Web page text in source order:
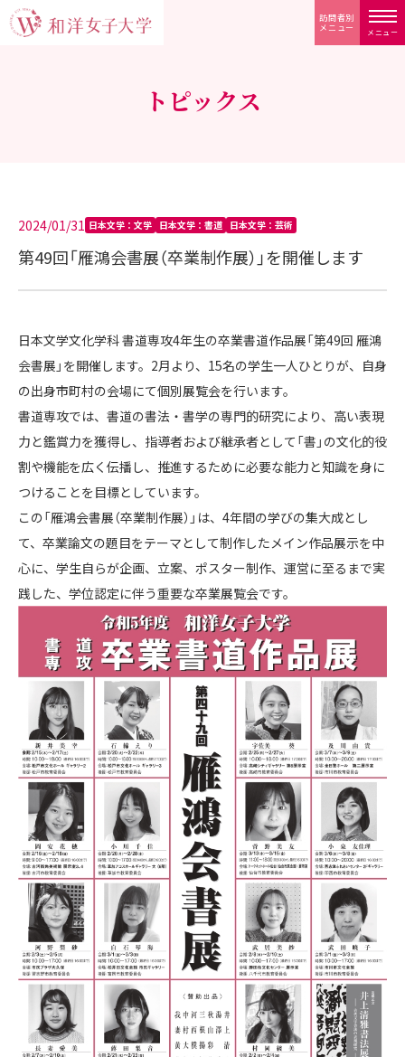
メニュー
訪問者別
メニュー
トピックス
2024/01/31 日本文学：文学 日本文学：書道 日本文学：芸術
第49回「雁鴻会書展（卒業制作展）」を開催します
日本文学文化学科 書道専攻4年生の卒業書道作品展「第49回 雁鴻
会書展」を開催します。2月より、15名の学生一人ひとりが、自身
の出身市町村の会場にて個別展覧会を行います。
書道専攻では、書道の書法・書学の専門的研究により、高い表現
力と鑑賞力を獲得し、指導者および継承者として「書」の文化的役
割や機能を広く伝播し、推進するために必要な能力と知識を身に
つけることを目標としています。
この「雁鴻会書展（卒業制作展）」は、4年間の学びの集大成とし
て、卒業論文の題目をテーマとして制作したメイン作品展示を中
心に、学生自らが企画、立案、ポスター制作、運営に至るまで実
践した、学位認定に伴う重要な卒業展覧会です。